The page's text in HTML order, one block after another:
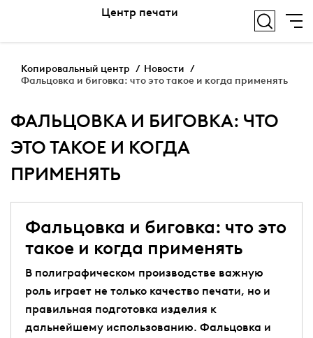
Центр печати
Копировальный центр
Новости
Фальцовка и биговка: что это такое и когда применять
ФАЛЬЦОВКА И БИГОВКА: ЧТО
ЭТО ТАКОЕ И КОГДА
ПРИМЕНЯТЬ
Фальцовка и биговка: что это
такое и когда применять
В полиграфическом производстве важную
роль играет не только качество печати, но и
правильная подготовка изделия к
дальнейшему использованию. Фальцовка и